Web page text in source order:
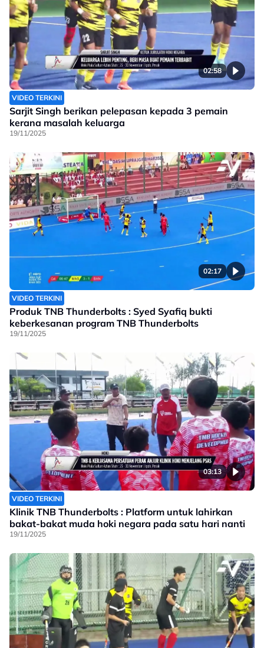
02:58
VIDEO TERKINI
Sarjit Singh berikan pelepasan kepada 3 pemain
kerana masalah keluarga
19/11/2025
02:17
VIDEO TERKINI
Produk TNB Thunderbolts : Syed Syafiq bukti
keberkesanan program TNB Thunderbolts
19/11/2025
03:13
VIDEO TERKINI
Klinik TNB Thunderbolts : Platform untuk lahirkan
bakat-bakat muda hoki negara pada satu hari nanti
19/11/2025